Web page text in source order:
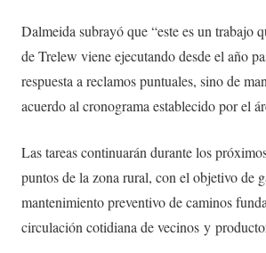
Dalmeida subrayó que “este es un trabajo
de Trelew viene ejecutando desde el año
respuesta a reclamos puntuales, sino de
acuerdo al cronograma establecido por el
Las tareas continuarán durante los
puntos de la zona rural, con el objetivo de
mantenimiento preventivo de caminos
circulación cotidiana de vecinos y